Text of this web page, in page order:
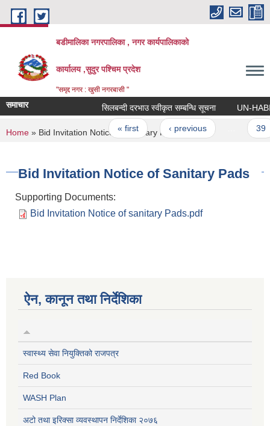
Skip to main content
बडीमालिका नगरपालिका , नगर कार्यपालिकाको
कार्यालय ,सुदुर पश्चिम प्रदेश
"समृद्द नगर : खुसी नगरबासी "
समाचार सिलबन्दी दरभाउ स्वीकृत सम्बन्धि सूचना UN-
Pages
« first ‹ previous
You are here
Home » Bid Invitation Notice of Sanitary Pads
Bid Invitation Notice of Sanitary Pads
Supporting Documents:
Bid Invitation Notice of sanitary Pads.pdf
ऐन, कानून तथा निर्देशिका
स्वास्थ्य सेवा नियुक्तिको राजपत्र
Red Book
WASH Plan
अटो तथा इरिक्सा व्यवस्थापन निर्देशिका २०७६